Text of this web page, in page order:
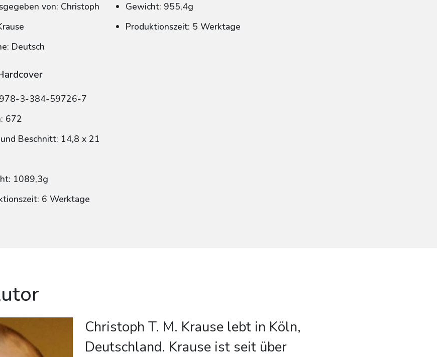
von: Christoph
Deutsch
Gewicht: 955,4g
Produktionszeit: 5 Werktage
978-3-384-59726-7
672
Beschnitt: 14,8 x 21
1089,3g
6 Werktage
Christoph T. M. Krause lebt in Köln,
Deutschland. Krause ist seit über